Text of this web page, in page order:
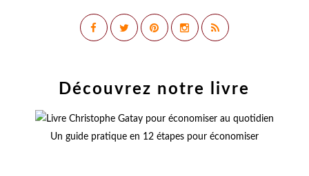
Découvrez notre livre
Un guide pratique en 12 étapes pour économiser